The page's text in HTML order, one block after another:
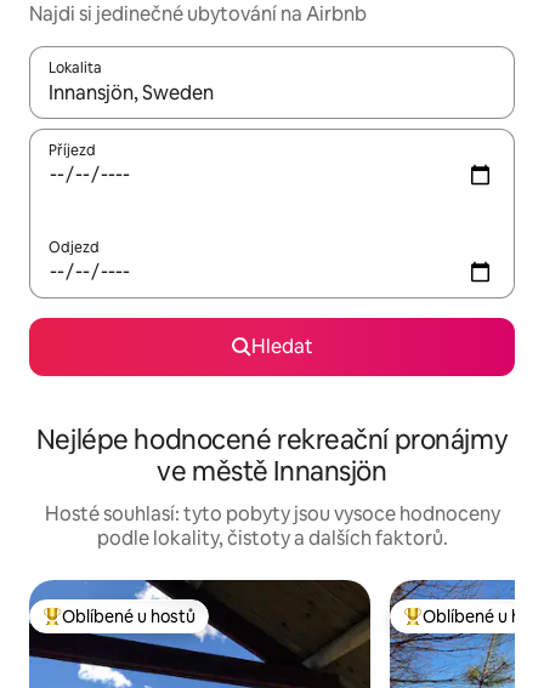
Najdi si jedinečné ubytování na Airbnb
Lokalita
Až budou výsledky k dispozici, můžeš si je procházet pomocí
Příjezd
Odjezd
Hledat
Nejlépe hodnocené rekreační pronájmy
ve městě Innansjön
Hosté souhlasí: tyto pobyty jsou vysoce hodnoceny
podle lokality, čistoty a dalších faktorů.
Nejlepší v kategorii Oblíbené u hostů
Oblíbené u hostů Nejlepší v
Oblíbené u